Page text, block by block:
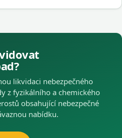
likvidaci nebezpečného
z fyzikálního a chemického
obsahující nebezpečné
nabídku.